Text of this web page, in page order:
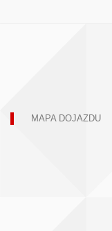
MAPA DOJAZDU